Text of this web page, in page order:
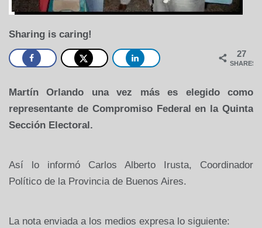
Sharing is caring!
27
SHARES
Martín Orlando una vez más es elegido como
representante de Compromiso Federal en la Quinta
Sección Electoral.
Así lo informó Carlos Alberto Irusta, Coordinador
Político de la Provincia de Buenos Aires.
La nota enviada a los medios expresa lo siguiente: